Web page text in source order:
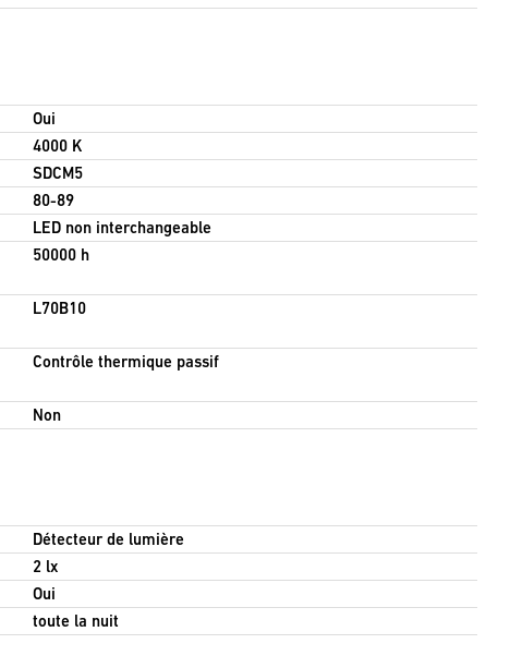
Oui
4000 K
SDCM5
80-89
LED non interchangeable
50000 h
L70B10
Contrôle thermique passif
Non
Détecteur de lumière
2 lx
Oui
toute la nuit